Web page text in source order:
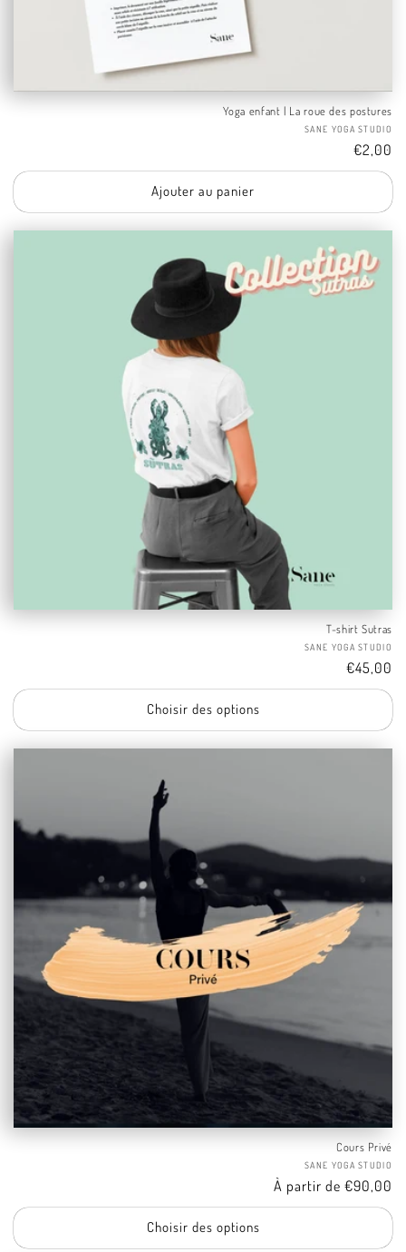
Yoga enfant | La roue des postures
SANE YOGA STUDIO
Tarif
€2,00
Ajouter au panier
T-shirt Sutras
SANE YOGA STUDIO
Tarif
€45,00
Choisir des options
Cours Privé
SANE YOGA STUDIO
Tarif
À partir de €90,00
Choisir des options